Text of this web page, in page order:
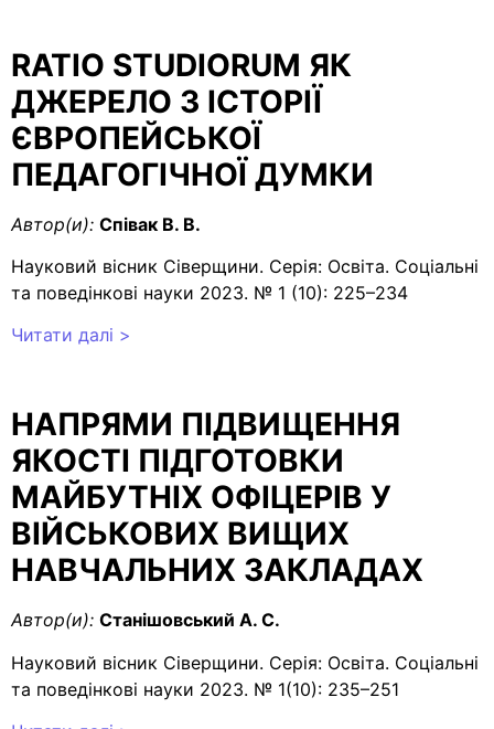
RATIO STUDIORUM ЯК
ДЖЕРЕЛО З ІСТОРІЇ
ЄВРОПЕЙСЬКОЇ
ПЕДАГОГІЧНОЇ ДУМКИ
Автор(и): Співак В. В.
Науковий вісник Сіверщини. Серія: Освіта. Соціальні
та поведінкові науки 2023. № 1 (10): 225–234
Читати далі >
НАПРЯМИ ПІДВИЩЕННЯ
ЯКОСТІ ПІДГОТОВКИ
МАЙБУТНІХ ОФІЦЕРІВ У
ВІЙСЬКОВИХ ВИЩИХ
НАВЧАЛЬНИХ ЗАКЛАДАХ
Автор(и): Станішовський А. С.
Науковий вісник Сіверщини. Серія: Освіта. Соціальні
та поведінкові науки 2023. № 1(10): 235–251